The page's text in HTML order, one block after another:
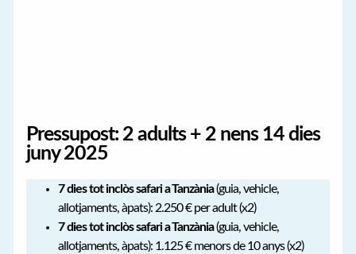
Pressupost: 2 adults + 2 nens 14 dies
juny 2025
7 dies tot inclòs safari a Tanzània(guia, vehicle,
allotjaments, àpats): 2.250 € per adult (x2)
7 dies tot inclòs safari a Tanzània(guia, vehicle,
allotjaments, àpats): 1.125 € menors de 10 anys (x2)